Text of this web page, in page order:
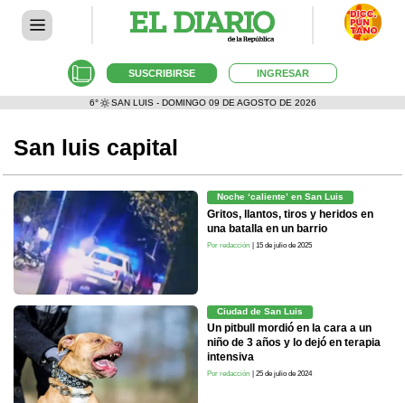
SUSCRIBIRSE INGRESAR
6° SAN LUIS - DOMINGO 09 DE AGOSTO DE 2026
San luis capital
Noche ‘caliente’ en San Luis
Gritos, llantos, tiros y heridos en
una batalla en un barrio
Por redacción | 15 de julio de 2025
Ciudad de San Luis
Un pitbull mordió en la cara a un
niño de 3 años y lo dejó en terapia
intensiva
Por redacción | 25 de julio de 2024